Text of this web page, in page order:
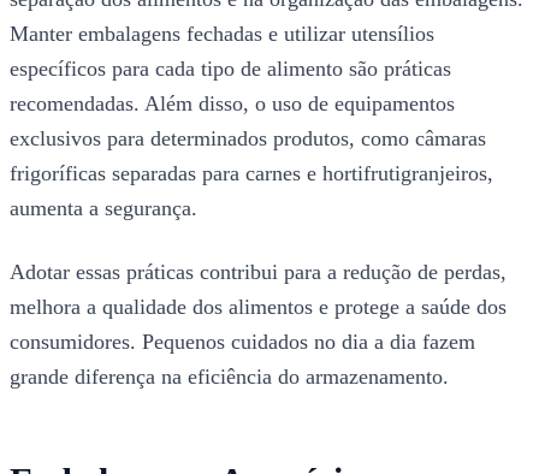
Manter embalagens fechadas e utilizar utensílios
específicos para cada tipo de alimento são práticas
recomendadas. Além disso, o uso de equipamentos
exclusivos para determinados produtos, como câmaras
frigoríficas separadas para carnes e hortifrutigranjeiros,
aumenta a segurança.
Adotar essas práticas contribui para a redução de perdas,
melhora a qualidade dos alimentos e protege a saúde dos
consumidores. Pequenos cuidados no dia a dia fazem
grande diferença na eficiência do armazenamento.